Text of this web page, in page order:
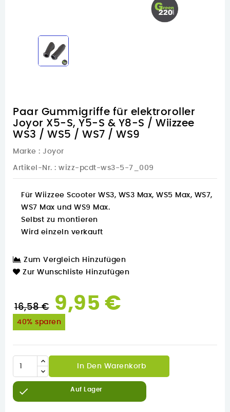
Paar Gummigriffe für elektroroller
Joyor X5-S, Y5-S & Y8-S / Wiizzee
WS3 / WS5 / WS7 / WS9
Marke : Joyor
Artikel-Nr. : wizz-pcdt-ws3-5-7_009
Für Wiizzee Scooter WS3, WS3 Max, WS5 Max, WS7,
WS7 Max und WS9 Max.
Selbst zu montieren
Wird einzeln verkauft
Zum Vergleich Hinzufügen
Zur Wunschliste Hinzufügen
16,58 € 9,95 €
40% sparen
In Den Warenkorb
 Auf Lager